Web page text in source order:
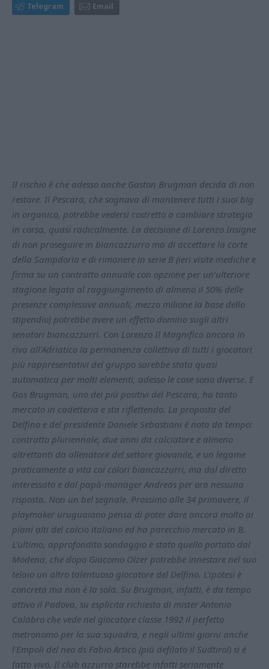
Telegram Email
Il rischio è che adesso anche Gaston Brugman decida di non
restare. Il Pescara, che sognava di mantenere tutti i suoi big
in organico, potrebbe vedersi costretto a cambiare strategia
in corsa, quasi radicalmente. La decisione di Lorenzo Insigne
di non proseguire in biancazzurro ma di accettare la corte
della Sampdoria e di rimanere in serie B (ieri visite mediche e
firma su un contratto annuale con opzione per un’ulteriore
stagione legata al raggiungimento di almeno il 50% delle
presenze complessive annuali, mezzo milione la base dello
stipendio) potrebbe avere un effetto domino sugli altri
senatori biancazzurri. Con Lorenzo Il Magnifico ancora in
riva all'Adriatico la permanenza collettiva di tutti i giocatori
più rappresentativi del gruppo sarebbe stata quasi
automatica per molti elementi, adesso le cose sono diverse. E
Gas Brugman, uno dei più positivi del Pescara, ha tanto
mercato in cadetteria e sta riflettendo. La proposta del
Delfino e del presidente Daniele Sebastiani è nota da tempo:
contratto pluriennale, due anni da calciatore e almeno
altrettanti da allenatore del settore giovanile, e un legame
praticamente a vita coi colori biancazzurri, ma dal diretto
interessato e dal papà-manager Andreas per ora nessuna
risposta. Non un bel segnale. Prossimo alle 34 primavere, il
playmaker uruguaiano pensa di poter dare ancora molto ai
piani alti del calcio italiano ed ha parecchio mercato in B.
L'ultimo, approfondito sondaggio è stato quello portato dal
Modena, che dopo Giacomo Olzer potrebbe innestare nel suo
telaio un altro talentuoso giocatore del Delfino. L'ipotesi è
concreta ma non è la sola. Su Brugman, infatti, è da tempo
attivo il Padova, su esplicita richiesta di mister Antonio
Calabro che vede nel giocatore classe 1992 il perfetto
metronomo per la sua squadra, e negli ultimi giorni anche
l'Empoli del neo ds Fabio Artico (più defilato il Sudtirol) si è
fatto vivo. Il club azzurro starebbe infatti seriamente